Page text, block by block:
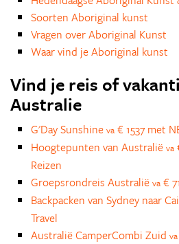
Soorten Aboriginal kunst
Vragen over Aboriginal Kunst
Waar vind je Aboriginal kunst
Vind je reis of
Australie
G'Day Sunshine va € 1537 met
Hoogtepunten van Australië va
Reizen
Groepsrondreis Australië va €
Backpacken van Sydney naar
Travel
Australië CamperCombi Zuid va